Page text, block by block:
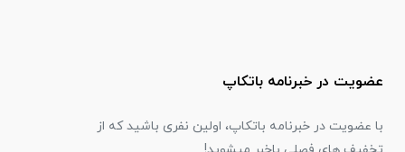
عضویت در خبرنامه باتکاپ
با عضویت در خبرنامه باتکاپ، اولین نفری باشید که از